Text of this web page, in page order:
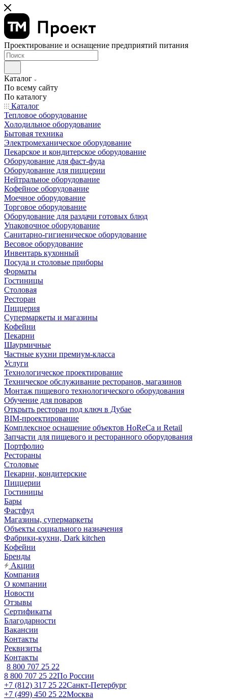
Проектирование и оснащение предприятий питания
Каталог
По всему сайту
По каталогу
Каталог
Тепловое оборудование
Холодильное оборудование
Бытовая техника
Электромеханическое оборудование
Пекарское и кондитерское оборудование
Оборудование для фаст-фуда
Оборудование для пиццерии
Нейтральное оборудование
Кофейное оборудование
Моечное оборудование
Торговое оборудование
Оборудование для раздачи готовых блюд
Упаковочное оборудование
Санитарно-гигиеническое оборудование
Весовое оборудование
Инвентарь кухонный
Посуда и столовые приборы
Форматы
Гостиницы
Столовая
Ресторан
Пиццерия
Супермаркеты и магазины
Кофейни
Пекарни
Шаурмичные
Частные кухни премиум-класса
Услуги
Технологическое проектирование
Техническое обслуживание ресторанов, магазинов
Монтаж пищевого технологического оборудования
Обучение для поваров
Открыть ресторан под ключ в Дубае
BIM-проектирование
Комплексное оснащение объектов HoReCa и Retail
Запчасти для пищевого и ресторанного оборудования
Портфолио
Рестораны
Столовые
Пекарни, кондитерские
Пиццерии
Гостиницы
Бары
Фастфуд
Магазины, супермаркеты
Объекты социального назначения
Фабрики-кухни, Dark kitchen
Кофейни
Бренды
Акции
Компания
О компании
Новости
Отзывы
Сертификаты
Благодарности
Вакансии
Контакты
Реквизиты
Контакты
8 800 707 25 22
8 800 707 25 22По России
+7 (812) 317 25 22Санкт-Петербург
+7 (499) 450 25 22Москва